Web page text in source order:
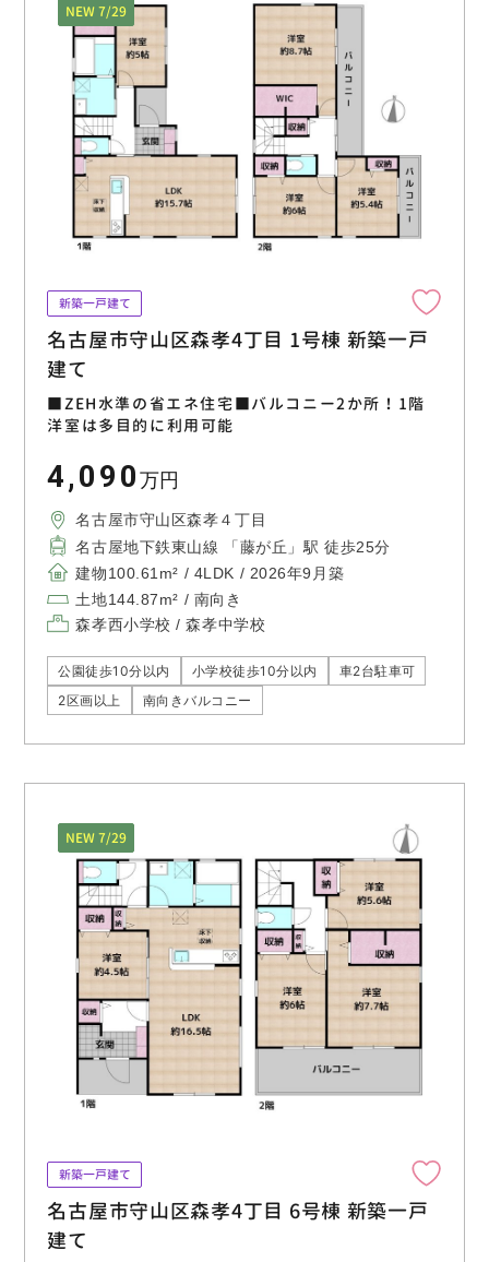
NEW 7/29
新築一戸建て
名古屋市守山区森孝4丁目 1号棟 新築一戸
建て
■ZEH水準の省エネ住宅■バルコニー2か所！1階
洋室は多目的に利用可能
4,090万円
名古屋市守山区森孝４丁目
名古屋地下鉄東山線 「藤が丘」駅 徒歩25分
建物100.61m² / 4LDK / 2026年9月築
土地144.87m² / 南向き
森孝西小学校 / 森孝中学校
公園徒歩10分以内 小学校徒歩10分以内
車2台駐車可
2区画以上
南向きバルコニー
NEW 7/29
新築一戸建て
名古屋市守山区森孝4丁目 6号棟 新築一戸
建て